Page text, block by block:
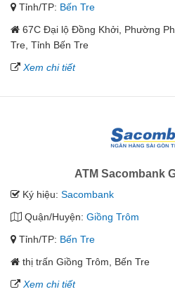
Tỉnh/TP: Bến Tre
67C Đại lộ Đồng Khởi, Phường
Tre, Tỉnh Bến Tre
Xem chi tiết
ATM Sacombank
Ký hiệu: Sacombank
Quận/Huyện: Giồng Trôm
Tỉnh/TP: Bến Tre
thị trấn Giồng Trôm, Bến Tre
Xem chi tiết